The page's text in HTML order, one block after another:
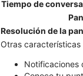
Tiempo de
Resolución de la
Otras características
Notificaciones